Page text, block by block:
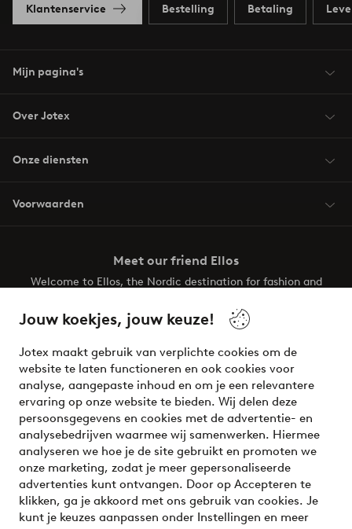
Jouw koekjes, jouw keuze!
Jotex maakt gebruik van verplichte cookies om de
website te laten functioneren en ook cookies voor
analyse, aangepaste inhoud en om je een relevantere
ervaring op onze website te bieden. Wij delen deze
persoonsgegevens en cookies met de advertentie- en
analysebedrijven waarmee wij samenwerken. Hiermee
analyseren we hoe je de site gebruikt en promoten we
onze marketing, zodat je meer gepersonaliseerde
advertenties kunt ontvangen. Door op Accepteren te
klikken, ga je akkoord met ons gebruik van cookies. Je
kunt je keuzes aanpassen onder Instellingen en meer
Klantenservice Bestelling Betaling
Mijn pagina's
Over Jotex
Onze diensten
Voorwaarden
Meet our friend Ellos
Welcome to Ellos, the Nordic destination for fashion and
your wardrobe. Your next inspiring look is here!
Veilig betalen - Nu betalen of opsplitsen
Wil je meer weten over onze betaalopties?